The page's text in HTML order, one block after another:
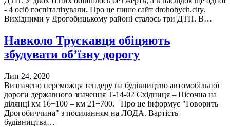
- 4 осіб госпіталізували. Про це пише сайт drohobych.city.
Вихідними у Дрогобицькому районі сталось три ДТП. В…
Навколо Трускавця обіцяють
збудувати об’їзну дорогу
Лип 24, 2020
Визначено переможця тендеру на будівництво автомобільної
дороги державного значення Т-14-02 Східниця – Пісочна на
ділянці км 16+100 – км 21+700. Про це інформує "Говорить
Дрогобиччина" з посиланням на ЛОДА. Вартість
будівництва…